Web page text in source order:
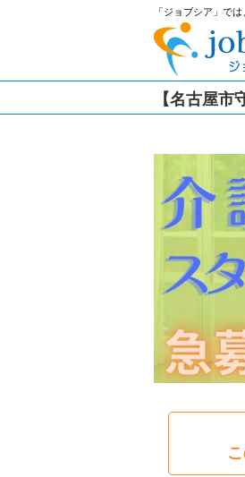
「ジョブシア」で
【名古屋